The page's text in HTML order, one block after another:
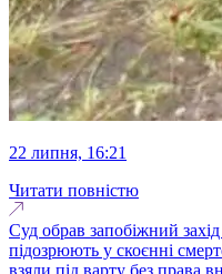
22 липня, 16:21
Читати повністю
Суд обрав запобіжний
підозрюють у скоєнні
взяли під варту без права